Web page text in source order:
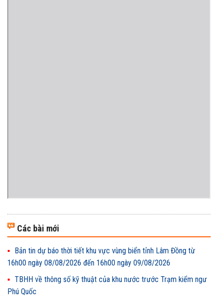
Các bài mới
Bản tin dự báo thời tiết khu vực vùng biển tỉnh Lâm Đồng từ
16h00 ngày 08/08/2026 đến 16h00 ngày 09/08/2026
TBHH về thông số kỹ thuật của khu nước trước Trạm kiểm ngư
Phú Quốc